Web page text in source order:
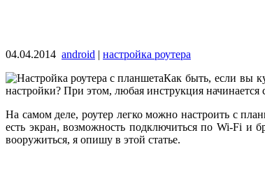
04.04.2014 android | настройка роутера
Как быть, если вы
настройки? При этом, любая инструкция начинается
На самом деле, роутер легко можно настроить с
есть экран, возможность подключиться по Wi-Fi и
вооружиться, я опишу в этой статье.